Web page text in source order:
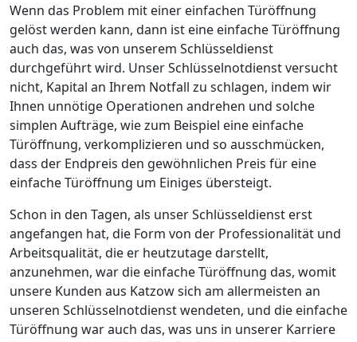
Wenn das Problem mit einer einfachen Türöffnung
gelöst werden kann, dann ist eine einfache Türöffnung
auch das, was von unserem Schlüsseldienst
durchgeführt wird. Unser Schlüsselnotdienst versucht
nicht, Kapital an Ihrem Notfall zu schlagen, indem wir
Ihnen unnötige Operationen andrehen und solche
simplen Aufträge, wie zum Beispiel eine einfache
Türöffnung, verkomplizieren und so ausschmücken,
dass der Endpreis den gewöhnlichen Preis für eine
einfache Türöffnung um Einiges übersteigt.
Schon in den Tagen, als unser Schlüsseldienst erst
angefangen hat, die Form von der Professionalität und
Arbeitsqualität, die er heutzutage darstellt,
anzunehmen, war die einfache Türöffnung das, womit
unsere Kunden aus Katzow sich am allermeisten an
unseren Schlüsselnotdienst wendeten, und die einfache
Türöffnung war auch das, was uns in unserer Karriere